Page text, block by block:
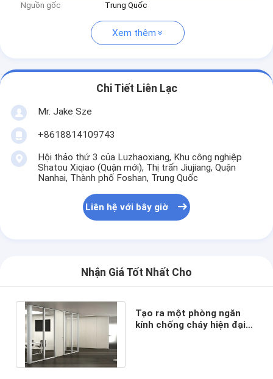
Nguồn gốc
Trung Quốc
Xem thêm
Chi Tiết Liên Lạc
Mr. Jake Sze
+8618814109743
Hội thảo thứ 3 của Luzhaoxiang, Khu công nghiệp
Shatou Xiqiao (Quận mới), Thị trấn Jiujiang, Quận
Nanhai, Thành phố Foshan, Trung Quốc
Liên hệ với bây giờ
Nhận Giá Tốt Nhất Cho
Tạo ra một phòng ngăn
kính chống cháy hiện đại